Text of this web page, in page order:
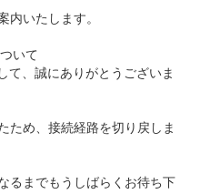
いたします。
いて
て、誠にありがとうございま
ため、接続経路を切り戻しま
るまでもうしばらくお待ち下